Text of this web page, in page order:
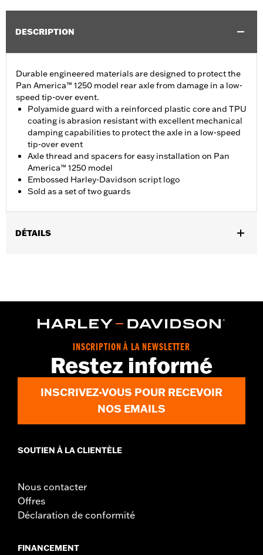
DESCRIPTION
Durable engineered materials are designed to protect the
Pan America™ 1250 model rear axle from damage in a low-
speed tip-over event.
Polyamide guard with a reinforced plastic core and TPU
coating is abrasion resistant with excellent mechanical
damping capabilities to protect the axle in a low-speed
tip-over event
Axle thread and spacers for easy installation on Pan
America™ 1250 model
Embossed Harley-Davidson script logo
Sold as a set of two guards
DÉTAILS
Sold In Units:Pair
instructions
2 year limited warranty – Go towww.h-
d.com/warranty
for full details
INSCRIPTION À LA NEWSLETTER
Restez informé
INSCRIVEZ-VOUS POUR RECEVOIR
NOS EMAILS
SOUTIEN À LA CLIENTÈLE
Nous contacter
Offres
Déclaration de conformité
FINANCEMENT